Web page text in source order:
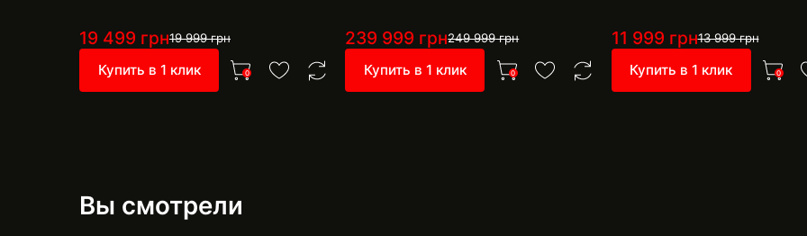
19 499 грн19 999грн
Купить в 1 клик 0
239 999 грн249 999грн
Купить в 1 клик 0
11 999 грн13 999грн
Купить в 1 клик 0
Вы смотрели